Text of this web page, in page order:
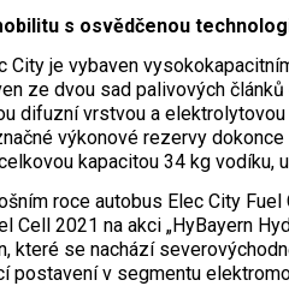
s osvědčenou
City je vybaven
ze dvou sad palivových
difuzní vrstvou a
výkonové rezervy
kapacitou 34 kg vodíku,
roce autobus Elec City
Cell 2021 na akci „HyBayern
které se nachází
postavení v segmentu